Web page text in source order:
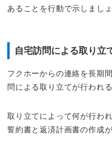
あることを行動で示しましょ
自宅訪問による取り立
フクホーからの連絡を長期
問による取り立てが行われ
取り立てによって何が行わ
誓約書と返済計画書の作成